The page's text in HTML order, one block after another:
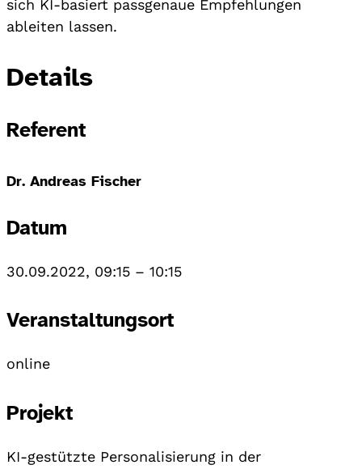
sich KI-basiert passgenaue Empfehlungen
ableiten lassen.
Details
Referent
Dr. Andreas Fischer
Datum
30.09.2022, 09:15 – 10:15
Veranstaltungsort
online
Projekt
KI-gestützte Personalisierung in der